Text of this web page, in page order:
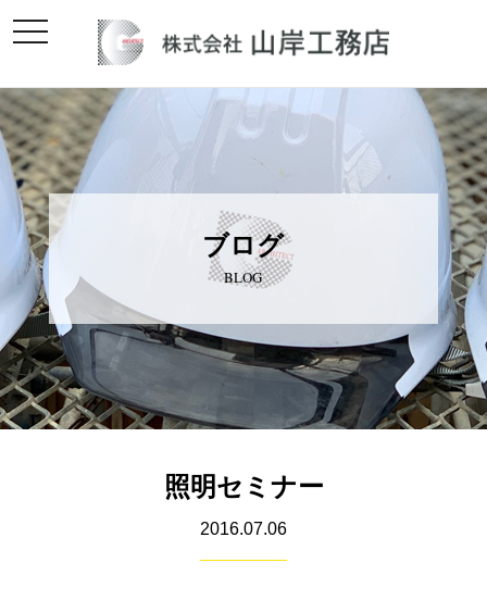
toggle
navigation
ブログ
BLOG
照明セミナー
2016.07.06